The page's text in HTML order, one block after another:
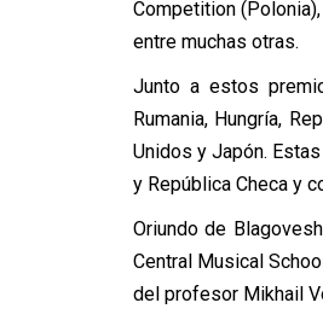
Competition
entre muchas otras.
Junto a estos
Rumania, Hungría,
Unidos y Japón.
y República Checa y
Oriundo de
Central Musical
del profesor Mikhail